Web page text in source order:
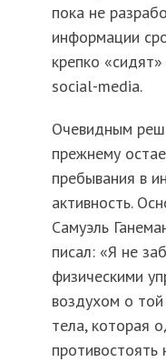
пока не
информации
крепко
social-media.
Очевидным
прежнему
пребывания в
активность.
Самуэль
писал: «Я не
физическими
воздухом о той
тела, которая
противостоять